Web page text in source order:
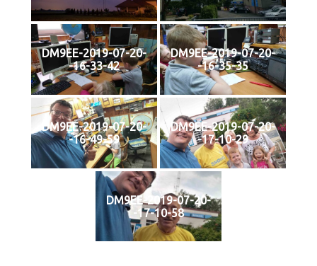
DM9EE-2019-07-20-
-16-33-42
DM9EE-2019-07-20-
-16-35-35
DM9EE-2019-07-20-
-16-49-59
DM9EE-2019-07-20-
-17-10-29
DM9EE-2019-07-20-
-17-10-58